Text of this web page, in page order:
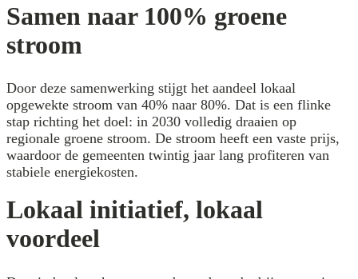
Samen naar 100% groene
stroom
Door deze samenwerking stijgt het aandeel lokaal
opgewekte stroom van 40% naar 80%. Dat is een flinke
stap richting het doel: in 2030 volledig draaien op
regionale groene stroom. De stroom heeft een vaste prijs,
waardoor de gemeenten twintig jaar lang profiteren van
stabiele energiekosten.
Lokaal initiatief, lokaal
voordeel